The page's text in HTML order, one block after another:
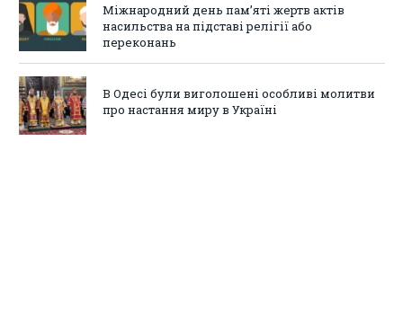
Міжнародний день пам’яті жертв актів
насильства на підставі релігії або
переконань
В Одесі були виголошені особливі молитви
про настання миру в Україні